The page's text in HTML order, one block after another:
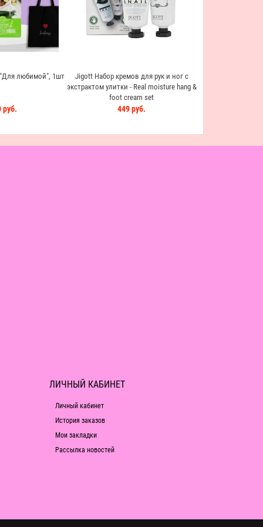
любимой", 1шт
руб.
Jigott Набор кремов для рук и ног с
экстрактом улитки - Real moisture hang &
foot cream set
449 руб.
ЛИЧНЫЙ КАБИНЕТ
Личный кабинет
История заказов
Мои закладки
Рассылка новостей